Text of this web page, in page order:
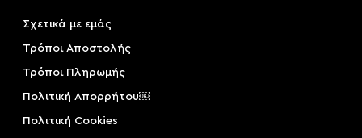
Σχετικά με εμάς
Τρόποι Αποστολής
Τρόποι Πληρωμής
Πολιτική Απορρήτου￼
Πολιτική Cookies